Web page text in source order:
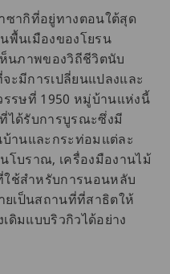
ซากิที่อยู่ทางตอนใต้สุด
พื้นเมืองของโยรน
นภาพของวิถีชีวิตนับ
ะมีการเปลี่ยนแปลงและ
รรษที่ 1950 หมู่บ้านแห่งนี้
ได้รับการบูรณะซึ่งมี
านและกระท่อมแต่ละ
โบราณ, เครื่องมืองานไม้
ช้สำหรับการนอนหลับ
เป็นสถานที่ที่สาธิตให้
ดิมแบบริวกิวได้อย่าง